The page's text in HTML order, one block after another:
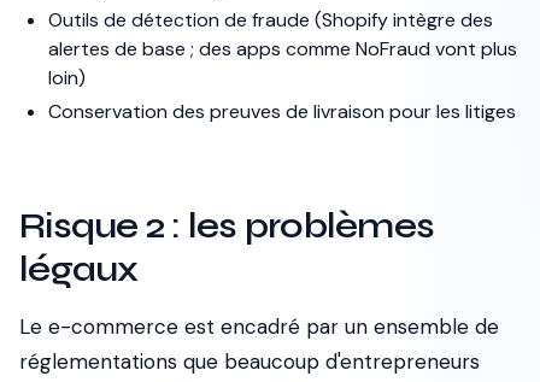
Outils de détection de fraude (Shopify intègre des
alertes de base ; des apps comme NoFraudvont plus
loin)
Conservation des preuves de livraison pour les litiges
Risque 2 : les problèmes
légaux
Le e-commerce est encadré par un ensemble de
réglementations que beaucoup d'entrepreneurs